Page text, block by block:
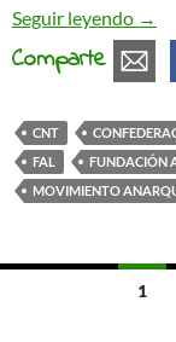
Seguir leyendo →
Comparte
CNT
FAL
FUNDACIÓN
MOVIMIENTO
1